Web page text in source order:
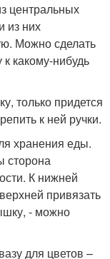
центральных
из них
Можно сделать
какому-нибудь
только придется
к ней ручки.
хранения еды.
сторона
К нижней
привязать
- можно
для цветов –